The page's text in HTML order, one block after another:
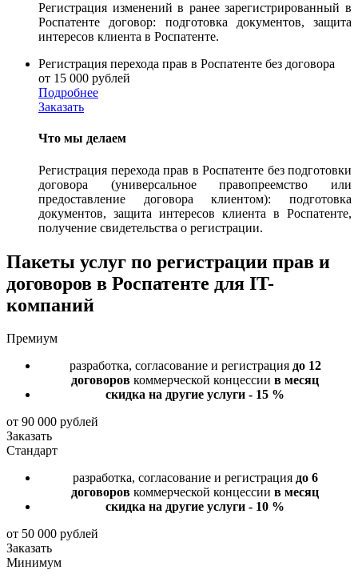
Регистрация изменений в ранее зарегистрированный в
Роспатенте договор: подготовка документов, защита
интересов клиента в Роспатенте.
Регистрация перехода прав в Роспатенте без договора
от 15 000 рублей
Подробнее
Заказать
Что мы делаем
Регистрация перехода прав в Роспатенте без подготовки
договора (универсальное правопреемство или
предоставление договора клиентом): подготовка
документов, защита интересов клиента в Роспатенте,
получение свидетельства о регистрации.
Пакеты услуг по регистрации прав и
договоров в Роспатенте для IT-
компаний
Премиум
разработка, согласование и регистрация до 12
договоров коммерческой концессии в месяц
скидка на другие услуги - 15 %
от 90 000 рублей
Заказать
Стандарт
разработка, согласование и регистрациядо 6
договоров коммерческой концессии в месяц
скидка на другие услуги - 10 %
от 50 000 рублей
Заказать
Минимум